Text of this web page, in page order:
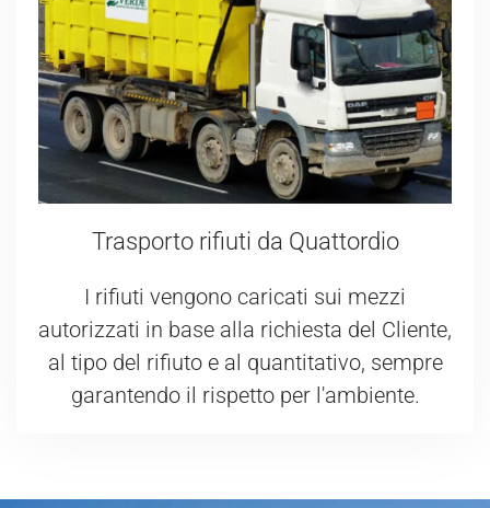
Trasporto rifiuti da Quattordio
I rifiuti vengono caricati sui mezzi
autorizzati in base alla richiesta del Cliente,
al tipo del rifiuto e al quantitativo, sempre
garantendo il rispetto per l'ambiente.